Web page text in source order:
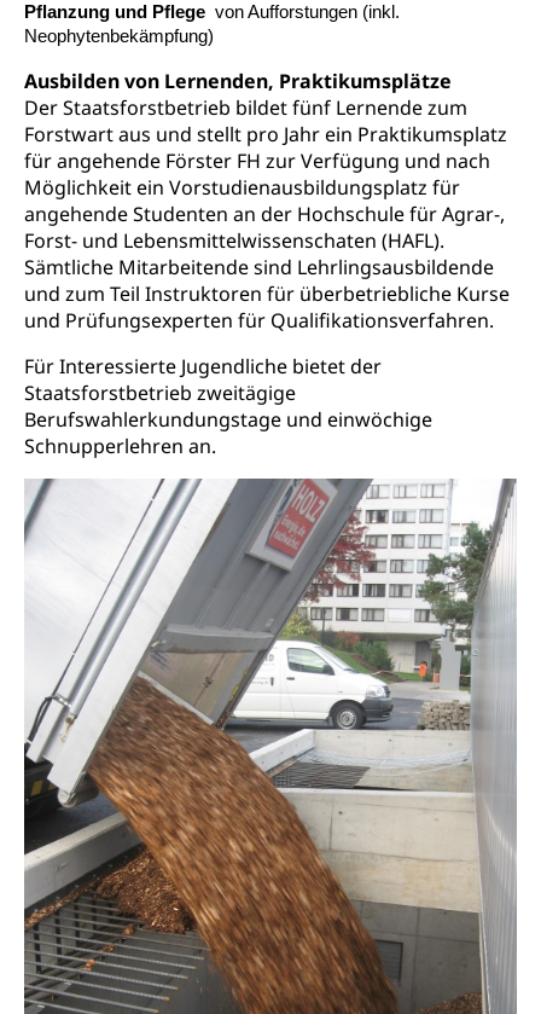
Pflanzung und Pflege von Aufforstungen (inkl.
Neophytenbekämpfung)
Ausbilden von Lernenden, Praktikumsplätze
Der Staatsforstbetrieb bildet fünf Lernende zum
Forstwart aus und stellt pro Jahr ein Praktikumsplatz
für angehende Förster FH zur Verfügung und nach
Möglichkeit ein Vorstudienausbildungsplatz für
angehende Studenten an der Hochschule für Agrar-,
Forst- und Lebensmittelwissenschaten (HAFL).
Sämtliche Mitarbeitende sind Lehrlingsausbildende
und zum Teil Instruktoren für überbetriebliche Kurse
und Prüfungsexperten für Qualifikationsverfahren.
Für Interessierte Jugendliche bietet der
Staatsforstbetrieb zweitägige
Berufswahlerkundungstage und einwöchige
Schnupperlehren an.
Informationsstelle AHV/IV
Ergänzungsleistungen (EL) (WAS Luzern)
AHV-Altersrente (WAS Luzern)
IV-Leistungen (WAS Luzern)
Inklusion im Sport
Menschen mit Behinderungen
Kultur und Medien
Archive und Bibliotheken
Bücher, Bundesarchiv, Landesbibliothek
Staatsarchiv Luzern
Zentral- und Hochschulbibliothek
Archiv der Denkmalpflege
Kulturelle Einrichtungen
Museen, Theater, Bibliotheken
Kunst & Kultur (Luzern Tourismus)
Kulturpolitik, Sprachförderung, Denkmalpflege,
kulturelles Angebot, Kulturerbe, kulturelles Erbe,
Nachwuchsförderung, Vermittlung, Selektive
Förderung, Kulturausschreibungen, Kulturpreis,
Werkbeitrag, Produktionsbeitrag, Recherche,
Bildende Kunst, Angewandte Kunst, Theater/Tanz,
Musik, Entwicklung, Programmbeiträge,
Filmförderung, Regionale Förderfonds,
Werkankäufe, Kunstankäufe, Kunst und Bau, Schule
und Kultur, Kulturgesuche, Kulturvermittlung
Kulturförderung und Vermittlung
Angebote für Schulklassen
Zentralschweizer Filmförderung
Mobilität
Schiene und öffentlicher Verkehr
Schienenverkehr, Zugverkehr, Bahnverkehr,
Transportmittel, öffentlicher Verkehr
Verkehrsverbund Luzern VVL
Öffentlicher Verkehr Luzern Mobil
Schifffahrt
Schiffsverkehr, Binnenschifffahrt, Seeschifffahrt,
Flussschifffahrt
Schifffahrt (Strassenverkehrsamt)
Strasse